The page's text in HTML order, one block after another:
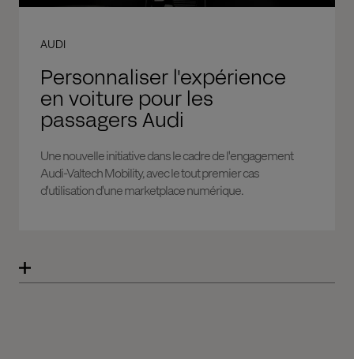
AUDI
Personnaliser l'expérience
en voiture pour les
passagers Audi
Une nouvelle initiative dans le cadre de l'engagement
Audi-Valtech Mobility, avec le tout premier cas
d'utilisation d'une marketplace numérique.